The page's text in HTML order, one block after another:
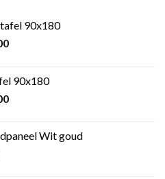
90x180
Huidige
€ 275,00.
90x180
Huidige
€ 275,00.Wit goud